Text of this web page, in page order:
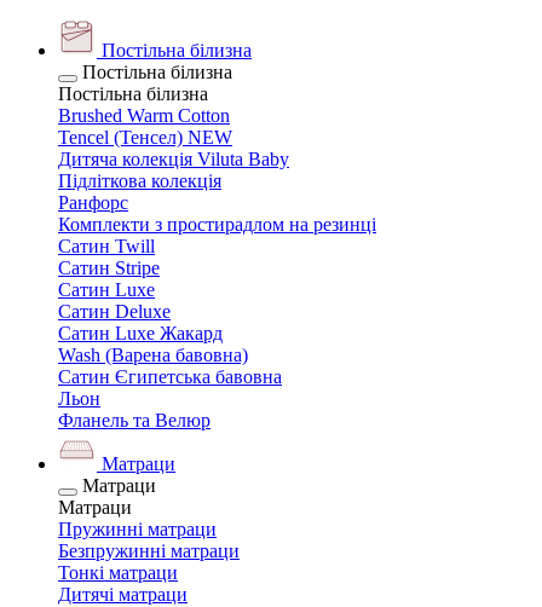
Постільна білизна
Постільна білизна
Постільна білизна
Brushed Warm Cotton
Tencel (Тенсел) NEW
Дитяча колекція Viluta Baby
Підліткова колекція
Ранфорс
Комплекти з простирадлом на резинці
Сатин Twill
Сатин Stripe
Сатин Luxe
Сатин Deluxe
Сатин Luxe Жакард
Wash (Варена бавовна)
Сатин Єгипетська бавовна
Льон
Фланель та Велюр
Матраци
Матраци
Матраци
Пружинні матраци
Безпружинні матраци
Тонкі матраци
Дитячі матраци